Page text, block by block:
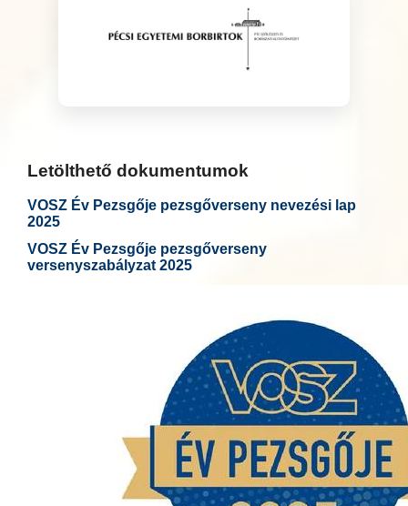
Letölthető dokumentumok
VOSZ Év Pezsgője pezsgőverseny nevezési lap
2025
VOSZ Év Pezsgője pezsgőverseny
versenyszabályzat 2025